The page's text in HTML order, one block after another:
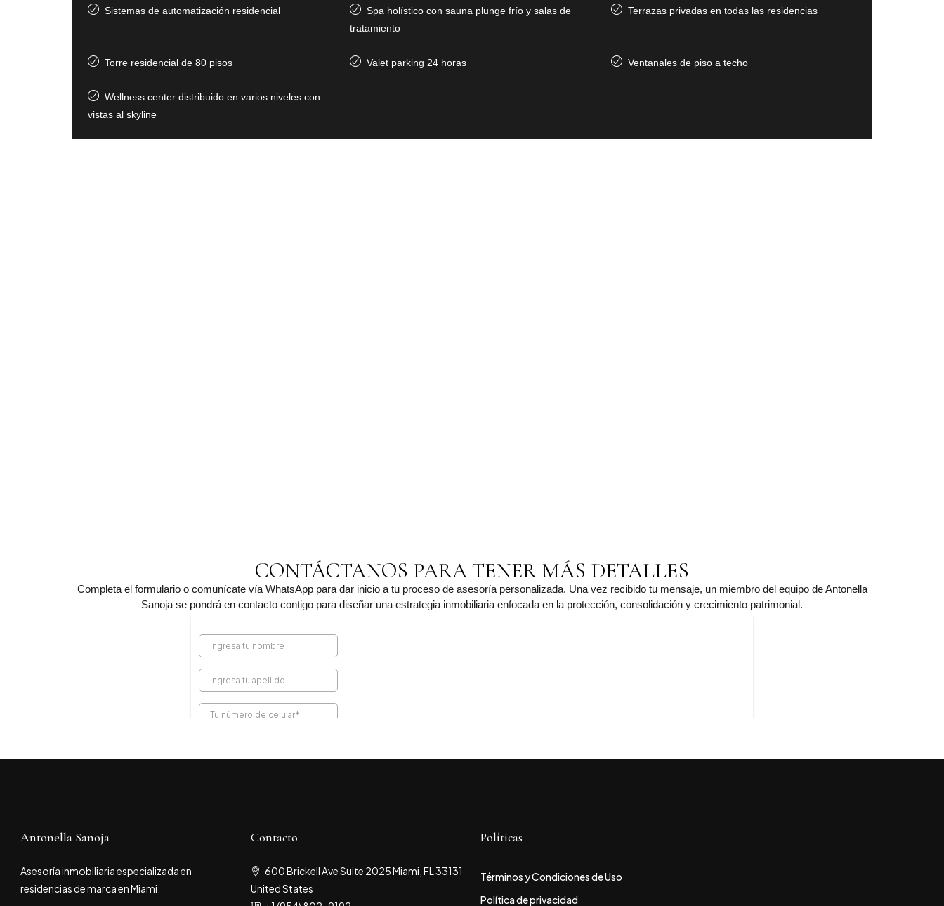
Sistemas de automatización residencial
Spa holístico con sauna plunge frío y salas de
tratamiento
Terrazas privadas en todas las residencias
Torre residencial de 80 pisos Valet parking 24 horas Ventanales de piso a techo
Wellness center distribuido en varios niveles con
vistas al skyline
CONTÁCTANOS PARA TENER MÁS DETALLES
Completa el formulario o comunícate vía WhatsApp para dar inicio a tu proceso de asesoría personalizada. Una vez recibido tu mensaje, un miembro del equipo de Antonella
Sanoja se pondrá en contacto contigo para diseñar una estrategia inmobiliaria enfocada en la protección, consolidación y crecimiento patrimonial.
Antonella Sanoja
Asesoría inmobiliaria especializada en
residencias de marca en Miami.
Contacto
600 Brickell Ave Suite 2025 Miami, FL 33131
United States
Políticas
Términos y Condiciones de Uso
Política de privacidad